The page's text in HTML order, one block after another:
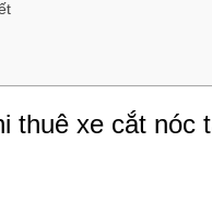
thuê xe cắt nóc